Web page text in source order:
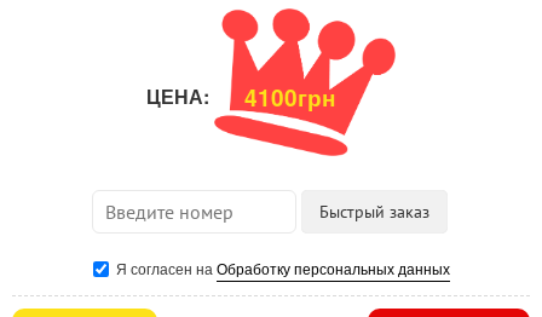
ЦЕНА: 4100грн
Я согласен на Обработку персональных данных